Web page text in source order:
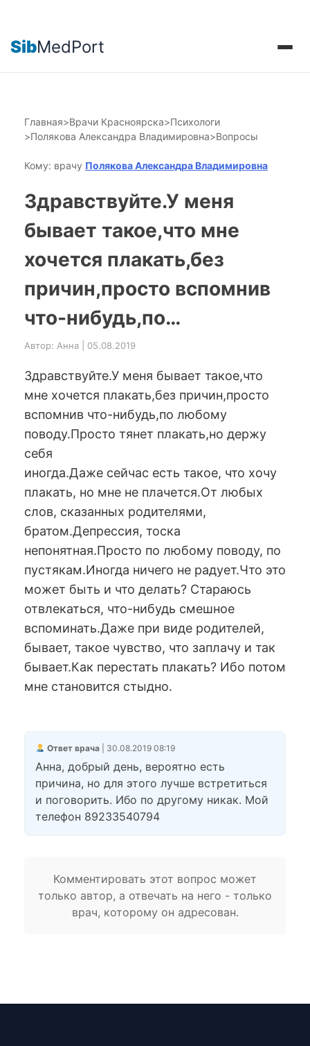
SibMedPort
Главная>Врачи Красноярска>Психологи
>Полякова Александра Владимировна>Вопросы
Кому: врачу Полякова Александра Владимировна
Здравствуйте.У меня
бывает такое,что мне
хочется плакать,без
причин,просто вспомнив
что-нибудь,по…
Автор: Анна | 05.08.2019
Здравствуйте.У меня бывает такое,что
мне хочется плакать,без причин,просто
вспомнив что-нибудь,по любому
поводу.Просто тянет плакать,но держу
себя
иногда.Даже сейчас есть такое, что хочу
плакать, но мне не плачется.От любых
слов, сказанных родителями,
братом.Депрессия, тоска
непонятная.Просто по любому поводу, по
пустякам.Иногда ничего не радует.Что это
может быть и что делать? Стараюсь
отвлекаться, что-нибудь смешное
вспоминать.Даже при виде родителей,
бывает, такое чувство, что заплачу и так
бывает.Как перестать плакать? Ибо потом
мне становится стыдно.
Ответ врача| 30.08.2019 08:19
Анна, добрый день, вероятно есть
причина, но для этого лучше встретиться
и поговорить. Ибо по другому никак. Mой
телефон 89233540794
Комментировать этот вопрос может
только автор, а отвечать на него - только
врач, которому он адресован.